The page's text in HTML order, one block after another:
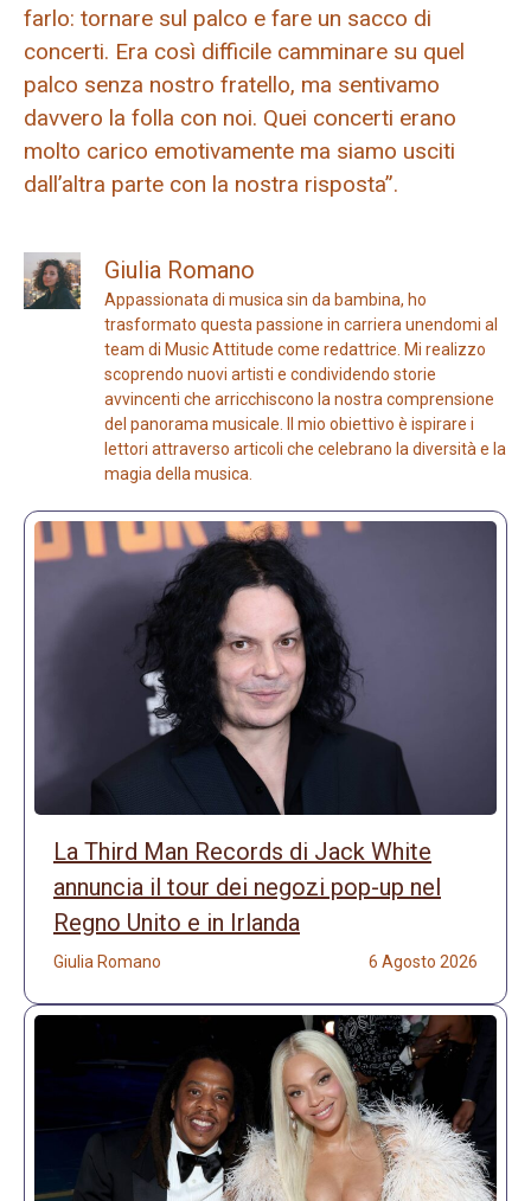
farlo: tornare sul palco e fare un sacco di
concerti. Era così difficile camminare su quel
palco senza nostro fratello, ma sentivamo
davvero la folla con noi. Quei concerti erano
molto carico emotivamente ma siamo usciti
dall’altra parte con la nostra risposta”.
Giulia Romano
Appassionata di musica sin da bambina, ho
trasformato questa passione in carriera unendomi al
team di Music Attitude come redattrice. Mi realizzo
scoprendo nuovi artisti e condividendo storie
avvincenti che arricchiscono la nostra comprensione
del panorama musicale. Il mio obiettivo è ispirare i
lettori attraverso articoli che celebrano la diversità e la
magia della musica.
La Third Man Records di Jack White
annuncia il tour dei negozi pop-up nel
Regno Unito e in Irlanda
Giulia Romano 6 Agosto 2026